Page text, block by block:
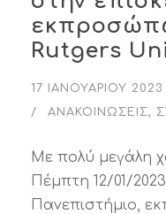
Rutgers
17 ΙΑΝΟΥΑΡΊΟΥ 2023
ΑΝΑΚΟΙΝΏΣΕΙΣ,
Με πολύ μεγάλη
Πέμπτη 12/01/
Πανεπιστήμιο,